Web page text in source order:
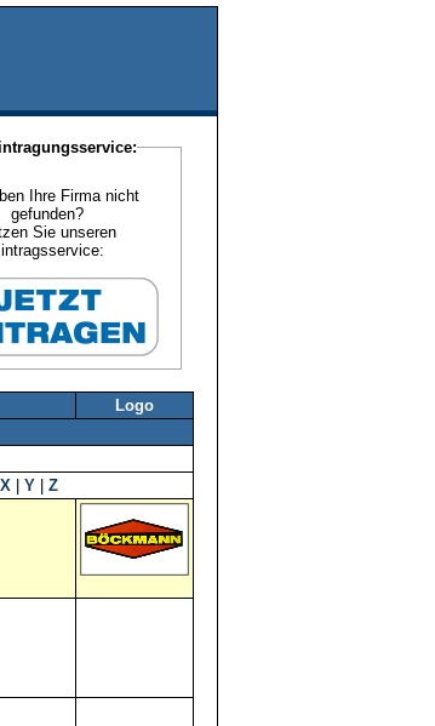
Ihre Firma nicht
gefunden?
Sie unseren
Logo
X Y
Z